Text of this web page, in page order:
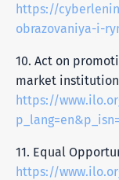
https://
obrazovaniya-i-
10. Act on
market
https://
11. Equal
https://